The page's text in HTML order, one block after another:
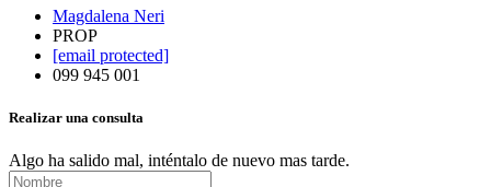
Magdalena Neri
PROP
[email protected]
099 945 001
Realizar una consulta
Algo ha salido mal, inténtalo de nuevo mas tarde.